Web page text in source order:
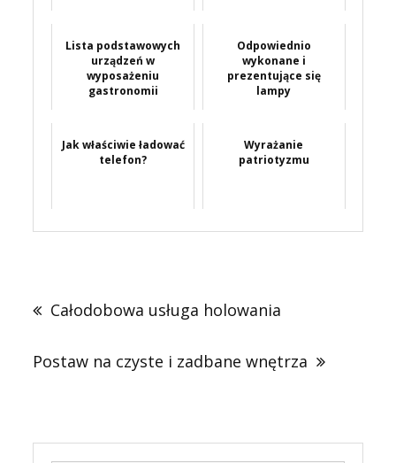
Lista podstawowych
urządzeń w
wyposażeniu
gastronomii
Odpowiednio
wykonane i
prezentujące się
lampy
Jak właściwie ładować
telefon?
Wyrażanie
patriotyzmu
wpisu
Całodobowa usługa holowania
Postaw na czyste i zadbane wnętrza